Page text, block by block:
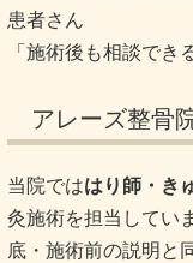
患者さん
「施術後も相談でき
アレーズ整骨
当院でははり師・き
灸施術を担当してい
底・施術前の説明と